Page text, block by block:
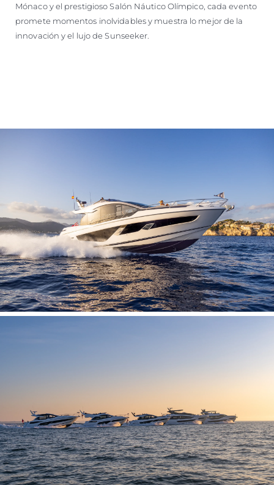
Mónaco y el prestigioso Salón Náutico Olímpico, cada evento
promete momentos inolvidables y muestra lo mejor de la
innovación y el lujo de Sunseeker.